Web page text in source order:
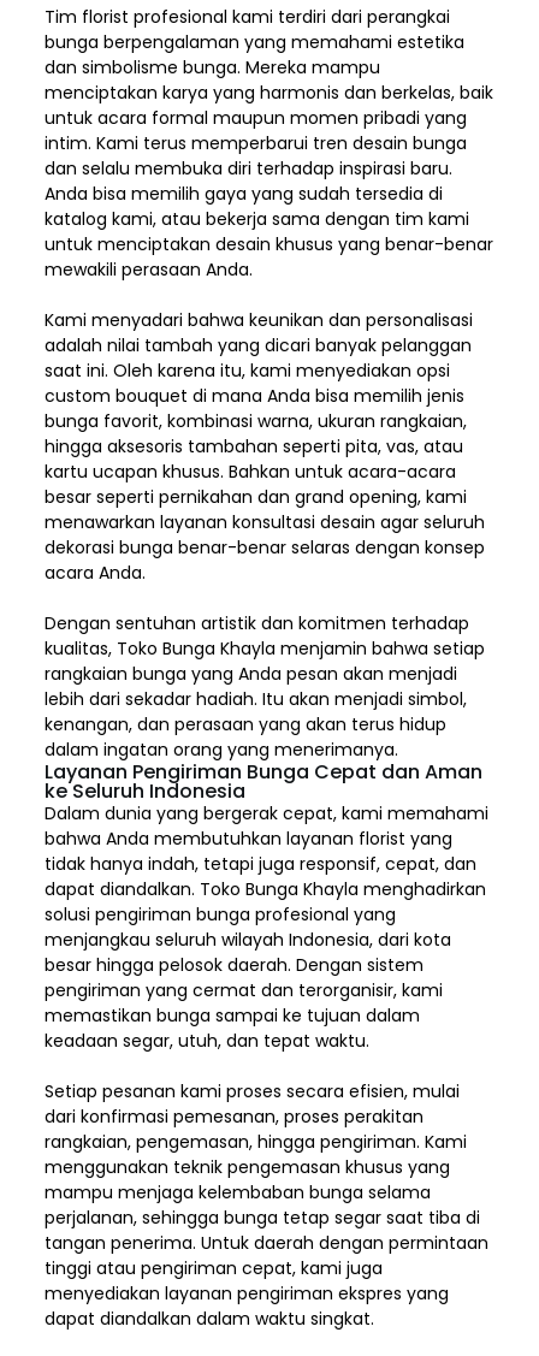
Tim florist profesional kami terdiri dari perangkai
bunga berpengalaman yang memahami estetika
dan simbolisme bunga. Mereka mampu
menciptakan karya yang harmonis dan berkelas, baik
untuk acara formal maupun momen pribadi yang
intim. Kami terus memperbarui tren desain bunga
dan selalu membuka diri terhadap inspirasi baru.
Anda bisa memilih gaya yang sudah tersedia di
katalog kami, atau bekerja sama dengan tim kami
untuk menciptakan desain khusus yang benar-benar
mewakili perasaan Anda.
Kami menyadari bahwa keunikan dan personalisasi
adalah nilai tambah yang dicari banyak pelanggan
saat ini. Oleh karena itu, kami menyediakan opsi
custom bouquet di mana Anda bisa memilih jenis
bunga favorit, kombinasi warna, ukuran rangkaian,
hingga aksesoris tambahan seperti pita, vas, atau
kartu ucapan khusus. Bahkan untuk acara-acara
besar seperti pernikahan dan grand opening, kami
menawarkan layanan konsultasi desain agar seluruh
dekorasi bunga benar-benar selaras dengan konsep
acara Anda.
Dengan sentuhan artistik dan komitmen terhadap
kualitas, Toko Bunga Khayla menjamin bahwa setiap
rangkaian bunga yang Anda pesan akan menjadi
lebih dari sekadar hadiah. Itu akan menjadi simbol,
kenangan, dan perasaan yang akan terus hidup
dalam ingatan orang yang menerimanya.
Layanan Pengiriman Bunga Cepat dan Aman
ke Seluruh Indonesia
Dalam dunia yang bergerak cepat, kami memahami
bahwa Anda membutuhkan layanan florist yang
tidak hanya indah, tetapi juga responsif, cepat, dan
dapat diandalkan. Toko Bunga Khayla menghadirkan
solusi pengiriman bunga profesional yang
menjangkau seluruh wilayah Indonesia,dari kota
besar hingga pelosok daerah. Dengan sistem
pengiriman yang cermat dan terorganisir, kami
memastikan bunga sampai ke tujuan dalam
keadaan segar, utuh, dan tepat waktu.
Setiap pesanan kami proses secara efisien, mulai
dari konfirmasi pemesanan, proses perakitan
rangkaian, pengemasan, hingga pengiriman. Kami
menggunakan teknik pengemasan khusus yang
mampu menjaga kelembaban bunga selama
perjalanan, sehingga bunga tetap segar saat tiba di
tangan penerima. Untuk daerah dengan permintaan
tinggi atau pengiriman cepat, kami juga
menyediakan layanan pengiriman ekspres yang
dapat diandalkan dalam waktu singkat.